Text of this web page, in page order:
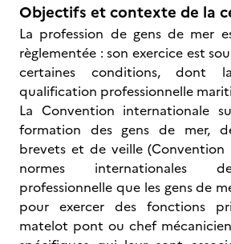
Objectifs et contexte de la
La profession de gens de mer
règlementée : son exercice est
certaines conditions, dont
qualification professionnelle
La Convention internationale
formation des gens de mer,
brevets et de veille (Convention
normes internationales
professionnelle que les gens de
pour exercer des fonctions
matelot pont ou chef